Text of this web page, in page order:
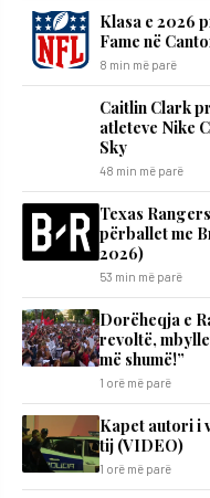
Klasa e 2026
Fame në
8 min më parë
Caitlin Clark
atleteve Nike
Sky
48 min më parë
Texas
përballet me
2026)
53 min më parë
Dorëheqja e
revoltë,
më shumë!”
1 orë më parë
Kapet autori i
tij (VIDEO)
1 orë më parë